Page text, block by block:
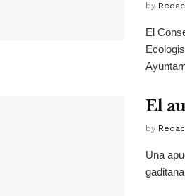
by
El
El
by
Una
gaditana